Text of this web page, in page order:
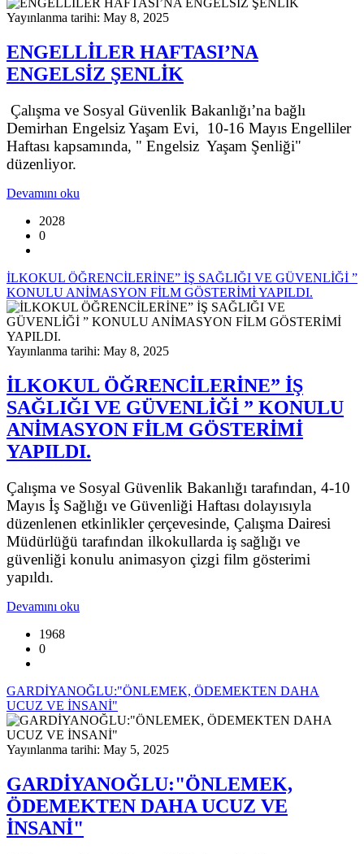
Yayınlanma tarihi: May 8, 2025
ENGELLİLER HAFTASI’NA
ENGELSİZ ŞENLİK
Çalışma ve Sosyal Güvenlik Bakanlığı’na bağlı
Demirhan Engelsiz Yaşam Evi, 10-16 Mayıs Engelliler
Haftası kapsamında, " Engelsiz Yaşam Şenliği"
düzenliyor.
Devamını oku
2028
0
İLKOKUL ÖĞRENCİLERİNE” İŞ SAĞLIĞI VE GÜVENLİĞİ ”
KONULU ANİMASYON FİLM GÖSTERİMİ YAPILDI.
Yayınlanma tarihi: May 8, 2025
İLKOKUL ÖĞRENCİLERİNE” İŞ
SAĞLIĞI VE GÜVENLİĞİ ” KONULU
ANİMASYON FİLM GÖSTERİMİ
YAPILDI.
Çalışma ve Sosyal Güvenlik Bakanlığı tarafından, 4-10
Mayıs İş Sağlığı ve Güvenliği Haftası dolayısıyla
düzenlenen etkinlikler çerçevesinde, Çalışma Dairesi
Müdürlüğü tarafından ilkokullarda iş sağlığı ve
güvenliği konulu animasyon çizgi film gösterimi
yapıldı.
Devamını oku
1968
0
GARDİYANOĞLU:"ÖNLEMEK, ÖDEMEKTEN DAHA
UCUZ VE İNSANİ"
Yayınlanma tarihi: May 5, 2025
GARDİYANOĞLU:"ÖNLEMEK,
ÖDEMEKTEN DAHA UCUZ VE
İNSANİ"